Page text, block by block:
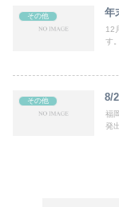
その他 年
12
す
その他 8/
福
発